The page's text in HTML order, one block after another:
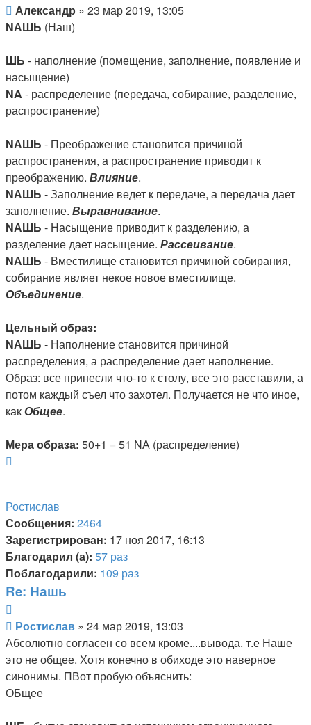
Сообщение
Александр » 23 мар 2019, 13:05
NАШЬ (Наш)
ШЬ - наполнение (помещение, заполнение, появление и
насыщение)
NA - распределение (передача, собирание, разделение,
распространение)
NАШЬ - Преображение становится причиной
распространения, а распространение приводит к
преображению. Влияние.
NАШЬ - Заполнение ведет к передаче, а передача дает
заполнение. Выравнивание.
NАШЬ - Насыщение приводит к разделению, а
разделение дает насыщение. Рассеивание.
NАШЬ - Вместилище становится причиной собирания,
собирание являет некое новое вместилище.
Объединение.
Цельный образ:
NАШЬ - Наполнение становится причиной
распределения, а распределение дает наполнение.
Образ: все принесли что-то к столу, все это расставили, а
потом каждый съел что захотел. Получается не что иное,
какОбщее.
Мера образа: 50+1 = 51 NА (распределение)
Ростислав
Сообщения: 2464
Зарегистрирован: 17 ноя 2017, 16:13
Благодарил (а): 57 раз
Поблагодарили: 109 раз
Re: Нашь
Сообщение
Ростислав » 24 мар 2019, 13:03
Абсолютно согласен со всем кроме....вывода. т.е Наше
это не общее. Хотя конечно в обиходе это наверное
синонимы. ПВот пробую объяснить:
ОБщее